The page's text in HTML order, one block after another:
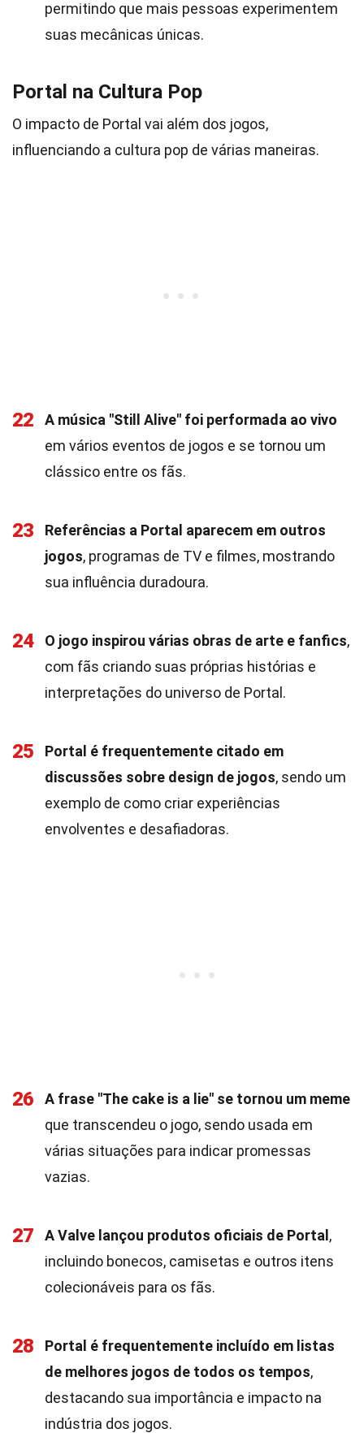
permitindo que mais pessoas experimentem
suas mecânicas únicas.
Portal na Cultura Pop
O impacto de Portal vai além dos jogos,
influenciando a cultura pop de várias maneiras.
22
A música "Still Alive" foi performada ao vivo
em vários eventos de jogos e se tornou um
clássico entre os fãs.
23
Referências a Portal aparecem em outros
jogos, programas de TV e filmes, mostrando
sua influência duradoura.
24 O jogo inspirou várias obras de arte e fanfics,
com fãs criando suas próprias histórias e
interpretações do universo de Portal.
25
Portal é frequentemente citado em
discussões sobre design de jogos, sendo um
exemplo de como criar experiências
envolventes e desafiadoras.
26
A frase "The cake is a lie" se tornou um meme
que transcendeu o jogo, sendo usada em
várias situações para indicar promessas
vazias.
27 A Valve lançou produtos oficiais de Portal ,
incluindo bonecos, camisetas e outros itens
colecionáveis para os fãs.
28
Portal é frequentemente incluído em listas
de melhores jogos de todos os tempos,
destacando sua importância e impacto na
indústria dos jogos.